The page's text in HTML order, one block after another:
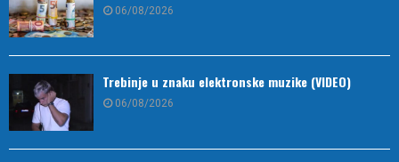
06/08/2026
Trebinje u znaku elektronske muzike (VIDEO)
06/08/2026